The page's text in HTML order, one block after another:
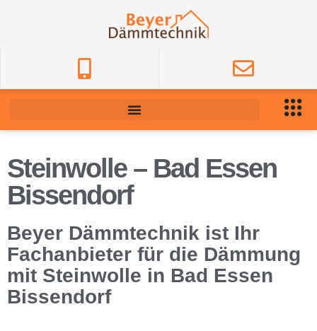
Steinwolle – Bad Essen
Bissendorf
Beyer Dämmtechnik ist Ihr
Fachanbieter für die Dämmung
mit Steinwolle in Bad Essen
Bissendorf